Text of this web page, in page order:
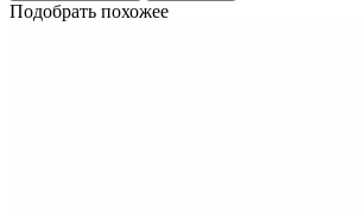
Подобрать похожее